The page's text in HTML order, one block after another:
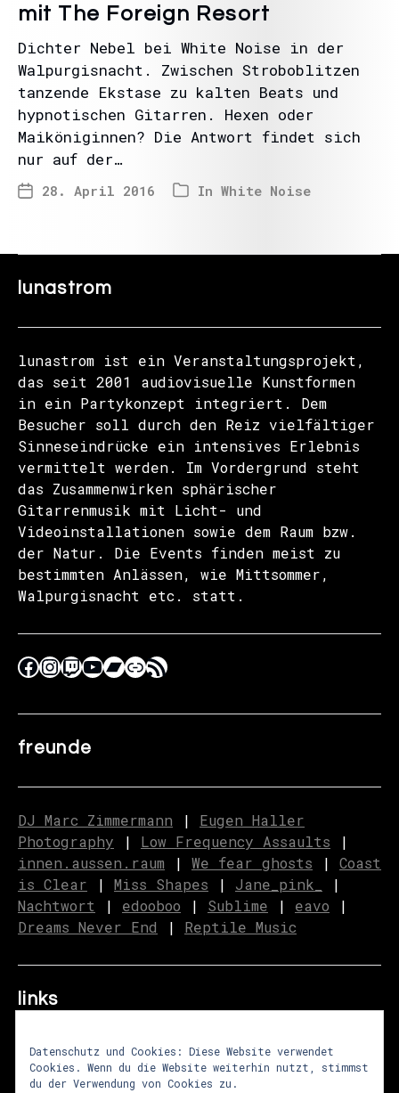
mit The Foreign Resort
Dichter Nebel bei White Noise in der
Walpurgisnacht. Zwischen Stroboblitzen
tanzende Ekstase zu kalten Beats und
hypnotischen Gitarren. Hexen oder
Maiköniginnen? Die Antwort findet sich
nur auf der…
28. April 2016 In White Noise
lunastrom
lunastrom ist ein Veranstaltungsprojekt,
das seit 2001 audiovisuelle Kunstformen
in ein Partykonzept integriert. Dem
Besucher soll durch den Reiz vielfältiger
Sinneseindrücke ein intensives Erlebnis
vermittelt werden. Im Vordergrund steht
das Zusammenwirken sphärischer
Gitarrenmusik mit Licht- und
Videoinstallationen sowie dem Raum bzw.
der Natur. Die Events finden meist zu
bestimmten Anlässen, wie Mittsommer,
Walpurgisnacht etc. statt.
freunde
DJ Marc Zimmermann | Eugen Haller
Photography | Low Frequency Assaults |
innen.aussen.raum | We fear ghosts | Coast
is Clear | Miss Shapes | Jane_pink_
|
Nachtwort | edooboo | Sublime | eavo |
Dreams Never End | Reptile Music
links
über uns | presse|newsletter
Datenschutz und Cookies: Diese Website verwendet
Cookies. Wenn du die Website weiterhin nutzt, stimmst
du der Verwendung von Cookies zu.